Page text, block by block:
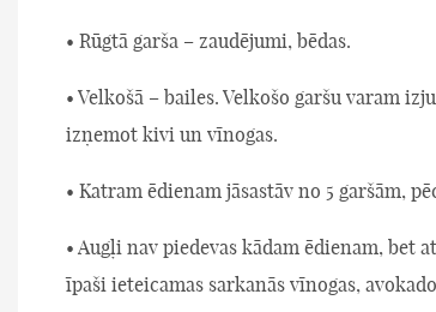
• Rūgtā garša – zaudējumi, bēdas.
• Velkošā – bailes. Velkošo garšu varam
izņemot kivi un vīnogas.
• Katram ēdienam jāsastāv no 5 garšām,
• Augļi nav piedevas kādam ēdienam, bet
īpaši ieteicamas sarkanās vīnogas,